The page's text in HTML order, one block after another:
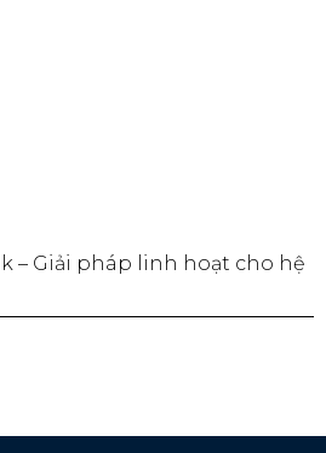
– Giải pháp linh hoạt cho hệ